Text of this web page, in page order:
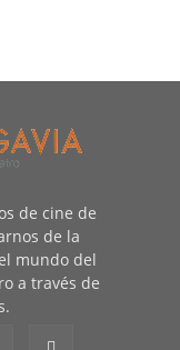
de cine de
de la
mundo del
a través de